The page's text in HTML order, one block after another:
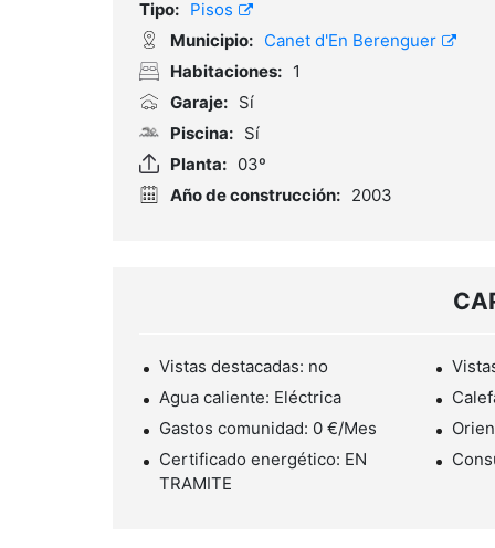
Tipo: Pisos
Municipio: Canet d'En Berenguer
Habitaciones: 1
Garaje: Sí
Piscina: Sí
Planta: 03º
Año de construcción: 2003
Vistas destacadas: no
Agua caliente: Eléctrica
Gastos comunidad: 0 €/Mes
Certificado energético: EN
TRAMITE